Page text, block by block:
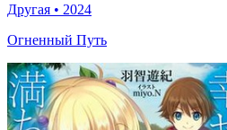
Другая • 2024
Огненный Путь